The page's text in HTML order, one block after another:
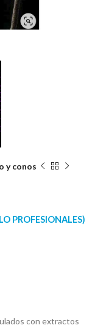
y conos
PROFESIONALES)
con extractos